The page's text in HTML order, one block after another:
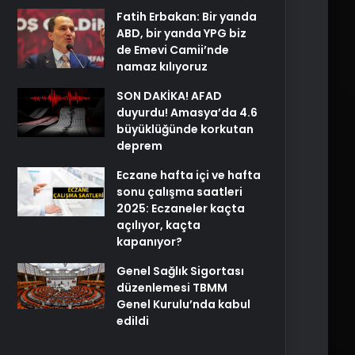
Fatih Erbakan: Bir yanda
ABD, bir yanda YPG biz
de Emevi Camii’nde
namaz kılıyoruz
SON DAKİKA! AFAD
duyurdu! Amasya’da 4.6
büyüklüğünde korkutan
deprem
Eczane hafta içi ve hafta
sonu çalışma saatleri
2025: Eczaneler kaçta
açılıyor, kaçta
kapanıyor?
Genel Sağlık Sigortası
düzenlemesi TBMM
Genel Kurulu’nda kabul
edildi